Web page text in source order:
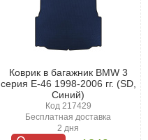
Коврик в багажник BMW 3
серия E-46 1998-2006 гг. (SD,
Синий)
Код 217429
Бесплатная доставка
2 дня